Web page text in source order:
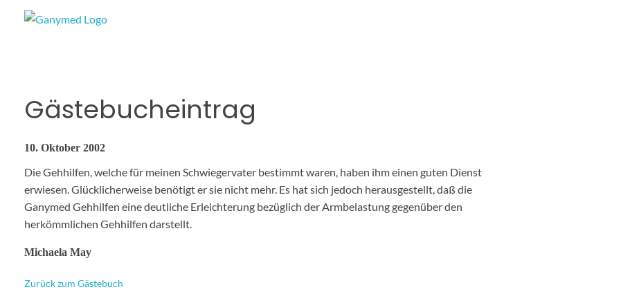
Gästebucheintrag
10. Oktober 2002
Die Gehhilfen, welche für meinen Schwiegervater bestimmt waren, haben ihm einen guten Dienst
erwiesen. Glücklicherweise benötigt er sie nicht mehr. Es hat sich jedoch herausgestellt, daß die
Ganymed Gehhilfen eine deutliche Erleichterung bezüglich der Armbelastung gegenüber den
herkömmlichen Gehhilfen darstellt.
Zurück zum Gästebuch
Michaela May